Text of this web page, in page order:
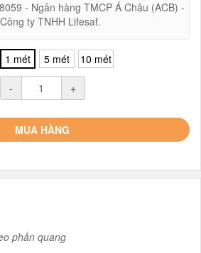
- Ngân hàng TMCP Á Châu (ACB) -
ty TNHH Lifesaf.
1 mét 5 mét
10 mét
- +
MUA HÀNG
phản quang